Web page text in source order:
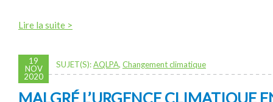
Lire la suite >
19
NOV
2020
SUJET(S):AQLPA, Changement climatique
MALGRÉ L’URGENCE CLIMATIQUE